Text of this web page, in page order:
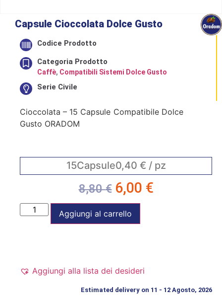
Capsule Cioccolata Dolce Gusto
Codice Prodotto
Categoria Prodotto
Caffè, Compatibili Sistemi Dolce Gusto
Serie Civile
Cioccolata – 15 Capsule Compatibile Dolce
Gusto ORADOM
15Capsule0,40 € / pz
8,80€ 6,00 €
Aggiungi al carrello
Aggiungi alla lista dei desideri
Estimated delivery on 11 - 12 Agosto, 2026